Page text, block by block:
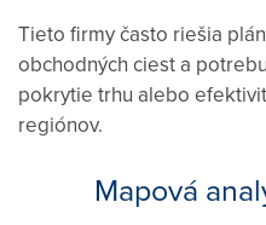
Tieto firmy často riešia
obchodných ciest a
pokrytie trhu alebo
regiónov.
Mapová